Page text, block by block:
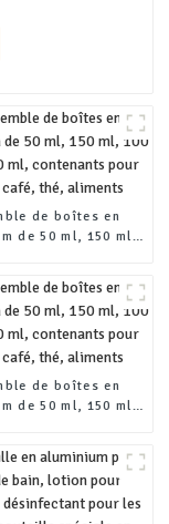
de boîtes en
de 50 ml, 150 ml,
aliments
de boîtes en
de 50 ml, 150 ml,
aliments